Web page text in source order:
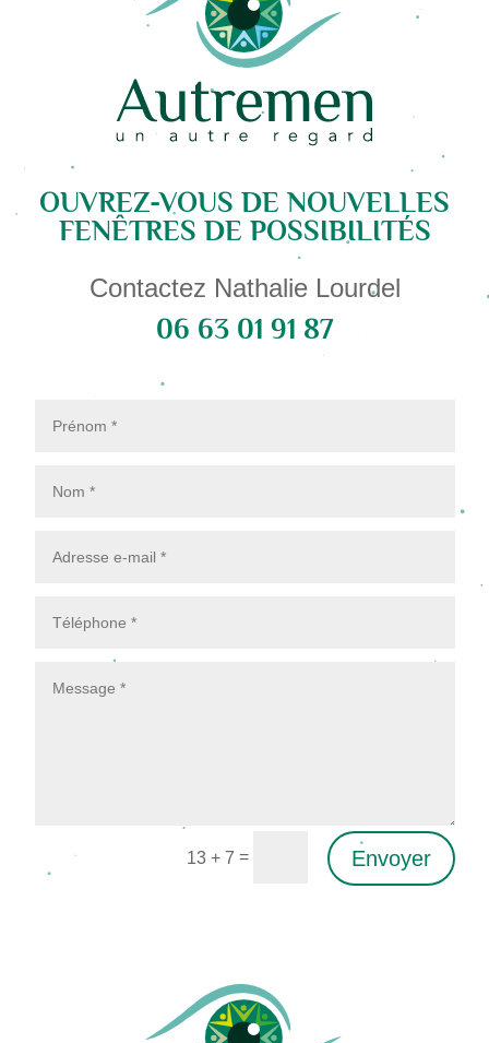
OUVREZ-VOUS DE NOUVELLES
FENÊTRES DE POSSIBILITÉS
Contactez Nathalie Lourdel
06 63 01 91 87
13 + 7 = Envoyer